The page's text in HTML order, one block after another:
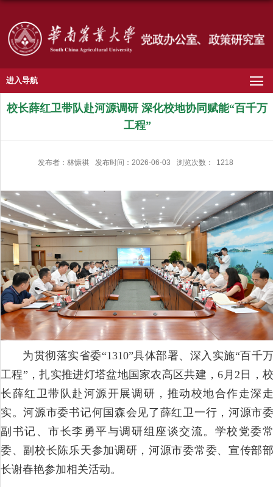
进入导航
校长薛红卫带队赴河源调研 深化校地协同赋能“百千万
工程”
发布者：林慷祺 发布时间：2026-06-03 浏览次数： 1218
为贯彻落实省委“1310”具体部署、深入实施“百千万
工程”，扎实推进灯塔盆地国家农高区共建，6月2日，校
长薛红卫带队赴河源开展调研，推动校地合作走深走
实。河源市委书记何国森会见了薛红卫一行，河源市委
副书记、市长李勇平与调研组座谈交流。学校党委常
委、副校长陈乐天参加调研，河源市委常委、宣传部部
长谢春艳参加相关活动。